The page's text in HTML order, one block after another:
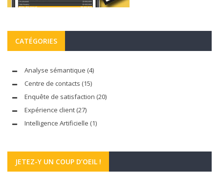
CATÉGORIES
Analyse sémantique (4)
Centre de contacts (15)
Enquête de satisfaction (20)
Expérience client (27)
Intelligence Artificielle (1)
JETEZ-Y UN COUP D’OEIL !